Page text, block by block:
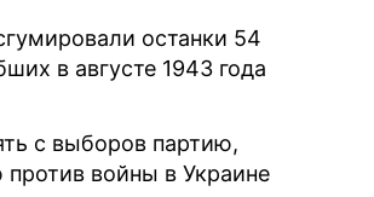
останки 54
в августе 1943 года
с выборов партию,
войны в Украине